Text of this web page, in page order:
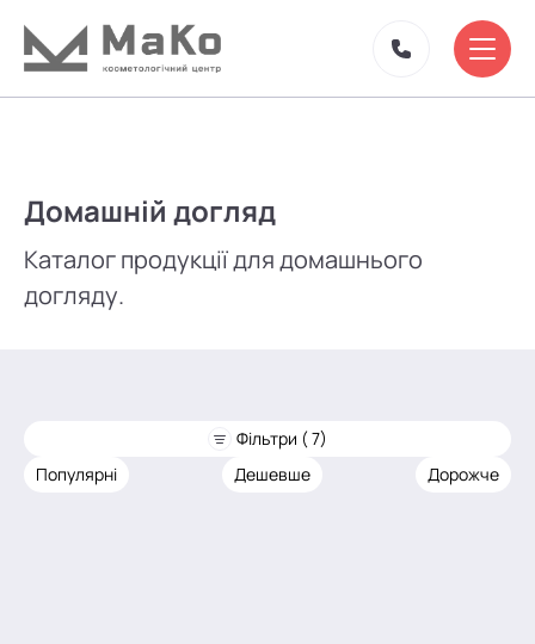
Домашній догляд
Каталог продукції для домашнього
догляду.
Фільтри ( 7)
Популярні
Дешевше Дорожче